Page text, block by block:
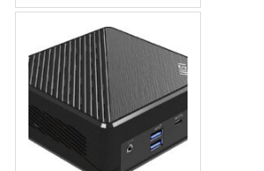
FreeDOS GbitEth 400W
черный (2079980)